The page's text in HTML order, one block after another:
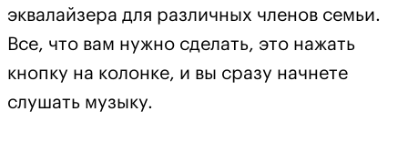
эквалайзера для различных членов семьи.
Все, что вам нужно сделать, это нажать
кнопку на колонке, и вы сразу начнете
слушать музыку.